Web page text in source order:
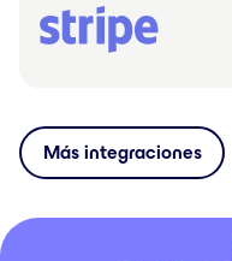
Más integraciones